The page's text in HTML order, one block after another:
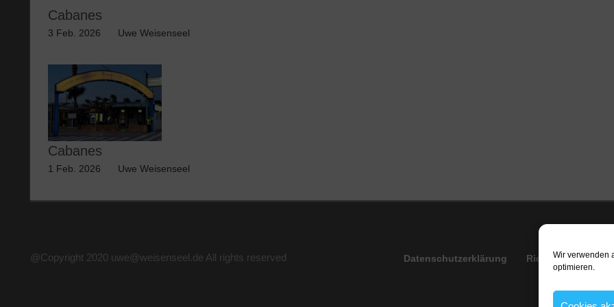
Wir verwenden
optimieren.
Cabanes
3 Feb. 2026 Uwe Weisenseel
Cabanes
1 Feb. 2026 Uwe Weisenseel
Datenschutzerklärung Richtlinien
@Copyright 2020 uwe@weisenseel.de All rights reserved